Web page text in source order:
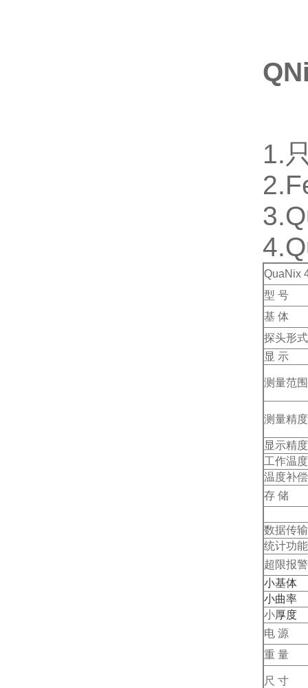
1.
QuaNix
型 号
基 体
探头形式
显 示
测量范围
测量精度
显示精度
工作温度
温度补偿
存 储
数据传输
统计功能
超限报警
小基体
小曲率
小厚度
电 源
重 量
尺 寸